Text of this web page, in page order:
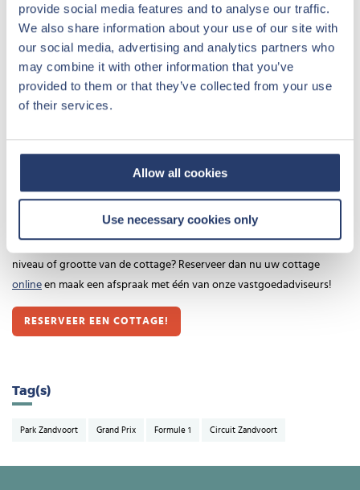
provide social media features and to analyse our traffic.
We also share information about your use of our site with
our social media, advertising and analytics partners who
may combine it with other information that you’ve
provided to them or that they’ve collected from your use
of their services.
Allow all cookies
Use necessary cookies only
zeer interessant. Vanaf mei 2018 biedt Center Parcs u de mogelijkheid
om te investeren in één van deze prachtige cottages. Inmiddels is de
laatste fase van de verkoop gestart.
De renovatie zal in januari 2019 starten en omvat het gehele park. De
cottages zijn beschikbaar in verschillende luxe niveaus: Comfort,
luxe niveau krijgen de cottages een eigen moderne uitstraling. De
vernieuwing van het park is zo ontworpen dat deze perfect in het
huidige zee- en strandlandschap van Zandvoort past.
niveau of grootte van de cottage? Reserveer dan nu uw cottage
online en maak een afspraak met één van onze vastgoedadviseurs!
RESERVEER EEN COTTAGE!
Tag(s)
Park Zandvoort Grand Prix Formule 1 Circuit Zandvoort